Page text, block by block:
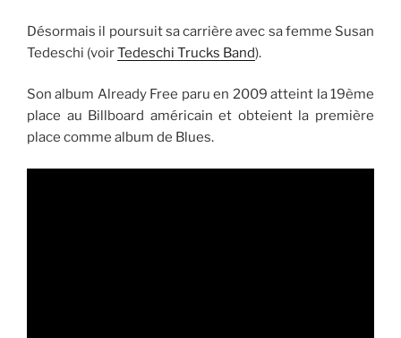
Désormais il poursuit sa carrière avec sa femme Susan
Tedeschi (voirTedeschi Trucks Band).
Son album Already Free paru en 2009 atteint la 19ème
place au Billboard américain et obteient la première
place comme album de Blues.